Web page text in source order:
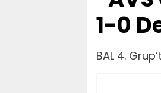
1-0
BAL 4.